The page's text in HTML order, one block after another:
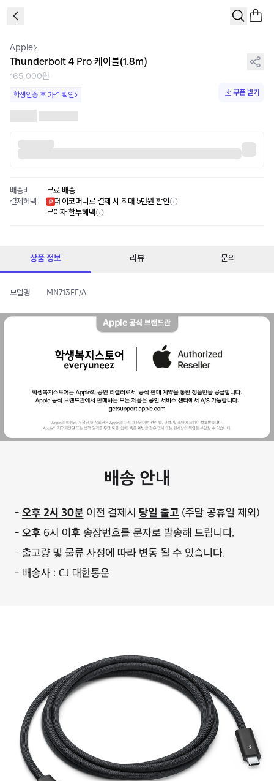
Apple
Thunderbolt 4 Pro 케이블(1.8m)
165,000원
학생인증 후 가격 확인 쿠폰 받기
배송비
무료 배송
결제혜택
페이코머니로 결제 시 최대 5만원 할인
무이자 할부혜택
상품 정보 리뷰 문의
모델명 MN713FE/A